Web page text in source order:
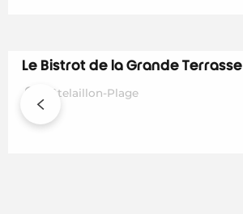
Le Bistrot de la Grande Terrasse
Châtelaillon-Plage